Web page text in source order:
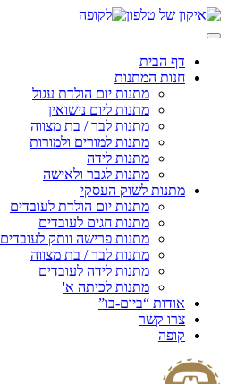
Skip
to
דף הבית
חנות המתנות
מתנות יום הולדת עגול
מתנות ליום נישואין
מתנות לבר / בת מצווה
מתנות למורים ולמורות
מתנות לידה
מתנות לגבר ולאישה
מתנות לשוק העסקי
מתנות יום הולדת לעובדים
מתנות חגים לעובדים
מתנות פרישה וותק לעובדים
מתנות לבר / בת מצווה
מתנות לידה לעובדים
מתנות לכיתה א'
אודות “ביום-בו”
צרו קשר
קופה